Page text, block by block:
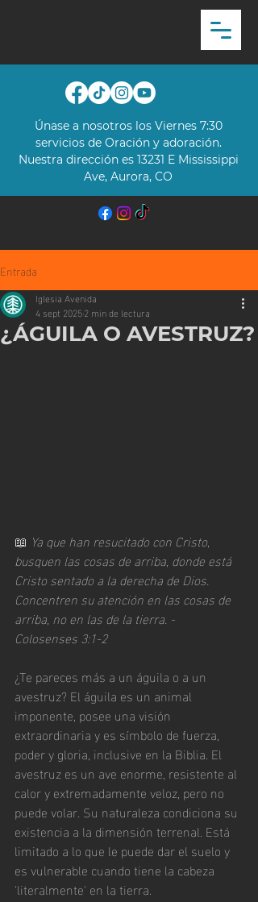
Únase a nosotros los Viernes 7:30
servicios de Oración y adoración.
Nuestra dirección es 13231 E Mississippi
Ave, Aurora, CO​
Entrada
¿ÁGUILA O AVESTRUZ?
Iglesia Avenida
4 sept 20252 min de lectura
📖 Ya que han resucitado con Cristo,
busquen las cosas de arriba, donde está
Cristo sentado a la derecha de Dios.
Concentren su atención en las cosas de
arriba, no en las de la tierra. -
Colosenses 3:1-2
¿Te pareces más a un águila o a un
avestruz? El águila es un animal
imponente, posee una visión
extraordinaria y es símbolo de fuerza,
poder y gloria, inclusive en la Biblia. El
avestruz es un ave enorme, resistente al
calor y extremadamente veloz, pero no
puede volar. Su naturaleza condiciona su
existencia a la dimensión terrenal. Está
limitado a lo que le puede dar el suelo y
es vulnerable cuando tiene la cabeza
'literalmente' en la tierra.